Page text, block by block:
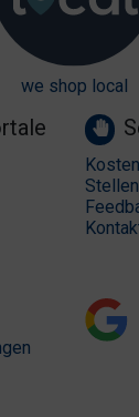
we shop local